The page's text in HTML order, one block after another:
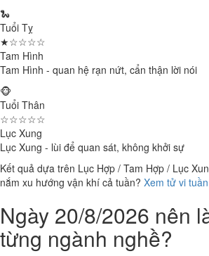
🐍
Tuổi Tỵ
★☆☆☆☆
Tam Hình
Tam Hình - quan hệ rạn nứt, cẩn thận lời nói
🐵
Tuổi Thân
☆☆☆☆☆
Lục Xung
Lục Xung - lùi để quan sát, không khởi sự
Kết quả dựa trên Lục Hợp / Tam Hợp / Lục
nắm xu hướng vận khí cả tuần? Xem tử vi
Ngày 20/8/2026 nên
từng ngành nghề?